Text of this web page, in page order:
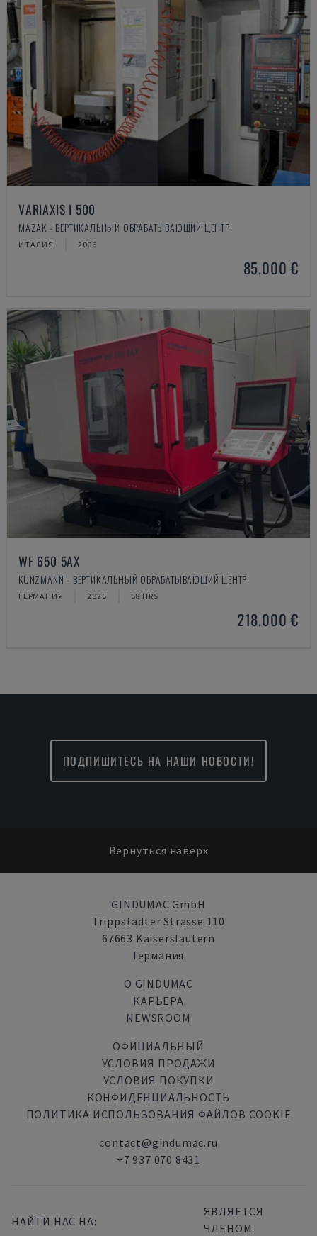
VARIAXIS I 500
MAZAK - ВЕРТИКАЛЬНЫЙ ОБРАБАТЫВАЮЩИЙ ЦЕНТР
ИТАЛИЯ 2006
85.000 €
WF 650 5AX
KUNZMANN - ВЕРТИКАЛЬНЫЙ ОБРАБАТЫВАЮЩИЙ ЦЕНТР
ГЕРМАНИЯ 2025 58 HRS
218.000 €
ПОДПИШИТЕСЬ НА НАШИ НОВОСТИ!
Вернуться наверх
GINDUMAC GmbH
Trippstadter Strasse 110
67663 Kaiserslautern
Германия
О GINDUMAC
КАРЬЕРА
NEWSROOM
ОФИЦИАЛЬНЫЙ
УСЛОВИЯ ПРОДАЖИ
УСЛОВИЯ ПОКУПКИ
КОНФИДЕНЦИАЛЬНОСТЬ
ПОЛИТИКА ИСПОЛЬЗОВАНИЯ ФАЙЛОВ COOKIE
contact@gindumac.ru
+7 937 070 8431
НАЙТИ НАС НА:
ЯВЛЯЕТСЯ
ЧЛЕНОМ: